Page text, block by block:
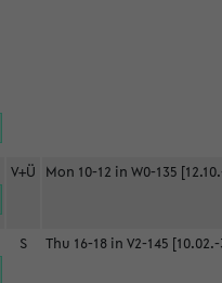
V+Ü Mon 10-12 in W0-135
S Thu 16-18 in V2-145